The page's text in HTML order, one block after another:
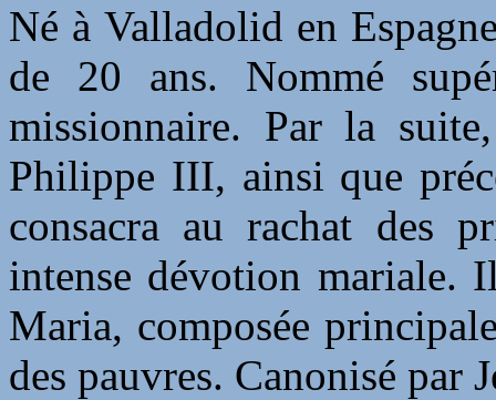
Né à Valladolid en
de 20 ans. Nommé
missionnaire. Par la
Philippe III, ainsi que
consacra au rachat des
intense dévotion mariale.
Maria, composée
des pauvres. Canonisé par